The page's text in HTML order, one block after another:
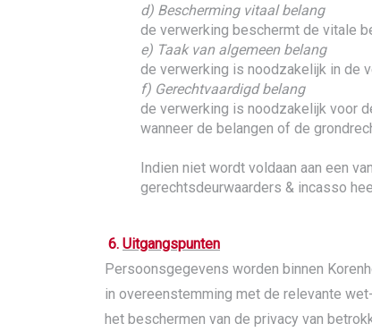
d) Bescherming vitaal belang
de verwerking beschermt de vitale
e) Taak van algemeen belang
de verwerking is noodzakelijk in de
f) Gerechtvaardigd belang
de verwerking is noodzakelijk voor
wanneer de belangen of de
Indien niet wordt voldaan aan een
gerechtsdeurwaarders & incasso
6. Uitgangspunten
Persoonsgegevens worden binnen
in overeenstemming met de relevante
het beschermen van de privacy van